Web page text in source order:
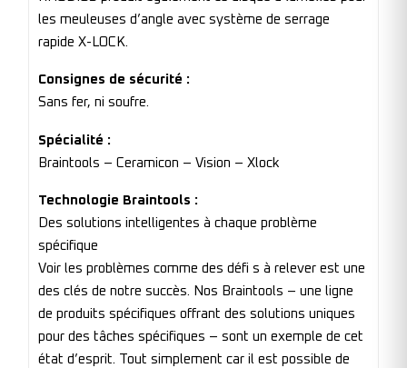
les meuleuses d’angle avec système de serrage
rapide X-LOCK.
Consignes de sécurité :
Sans fer, ni soufre.
Spécialité :
Braintools – Ceramicon – Vision – Xlock
Technologie Braintools :
Des solutions intelligentes à chaque problème
spécifique
Voir les problèmes comme des défi s à relever est une
des clés de notre succès. Nos Braintools – une ligne
de produits spécifiques offrant des solutions uniques
pour des tâches spécifiques – sont un exemple de cet
état d’esprit. Tout simplement car il est possible de